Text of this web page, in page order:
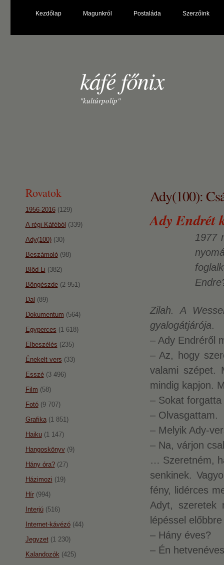
Kezdőlap Magunkról Postaláda Szerzőink
káfé főnix
"kultúrpolip"
Ady(100):
Ady Endrét
1977
Zilah. A
gyalogátjárója.
– Ady Endréről
– Az, hogy
valami szépet.
mindig kapjon.
– Sokat
– Olvasgattam.
– Melyik Ady-
– Na, várjon
… Szeretném,
senkinek.
fény, lidérces
Adyt, szeretek
lépéssel
– Hány éves?
– Én
Rovatok
1956-2016(129)
A régi Káféból (339)
Ady(100)(30)
Beszámoló(98)
Blőd Li (382)
Böngészde(2 951)
Dal (89)
Dokumentum (564)
Egyperces (1 618)
Elbeszélés (235)
Énekelt vers (33)
Esszé(3 496)
Film (58)
Fotó(9 707)
Grafika(1 851)
Haiku(1 147)
Hangoskönyv(9)
Hány óra?(27)
Házimozi (19)
Hír(994)
Interjú(516)
Internet-kávézó(44)
Jegyzet(1 230)
Kalandozók (425)